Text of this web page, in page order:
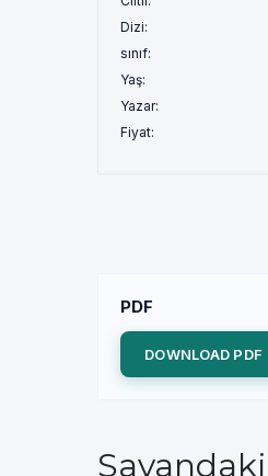
Dizi:
sınıf:
Yaş:
Yazar:
Fiyat:
PDF
DOWNLOAD PDF
Savandaki